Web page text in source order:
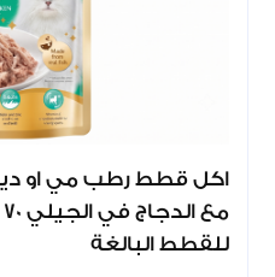
للقطط البالغة